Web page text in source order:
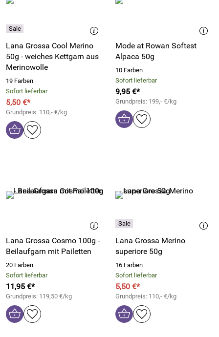
Lana Grossa Cool Merino
50g - weiches Kettgarn aus
Merinowolle
19 Farben
Sofort lieferbar
5,50 €*
Grundpreis: 110,- €/kg
Mode at Rowan Softest
Alpaca 50g
10 Farben
Sofort lieferbar
9,95 €*
Grundpreis: 199,- €/kg
Lana Grossa Cosmo 100g -
Beilaufgarn mit Pailetten
20 Farben
Sofort lieferbar
11,95 €*
Grundpreis: 119,50 €/kg
Lana Grossa Merino
superiore 50g
16 Farben
Sofort lieferbar
5,50 €*
Grundpreis: 110,- €/kg